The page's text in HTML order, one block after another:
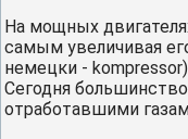
На мощных
самым увеличивая
немецки -
Сегодня
отработавшими